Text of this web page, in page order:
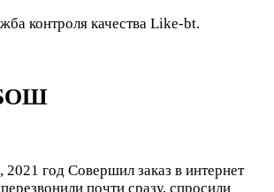
контроля качества Like-bt.
2021 год Совершил заказ в интернет
почти сразу, спросили